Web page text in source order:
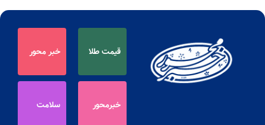
قیمت طلا خبر محور
خبرمحور سلامت